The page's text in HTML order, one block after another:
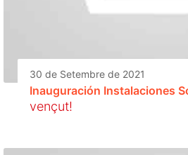
30 de Setembre de 2021
Inauguración Instalaciones
vençut!